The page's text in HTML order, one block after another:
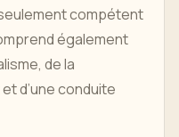
compétent
également
de la
d’une conduite